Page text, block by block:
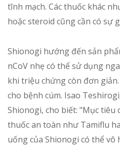
tĩnh mạch. Các thuốc khác
hoặc steroid cũng cần có sự
Shionogi hướng đến sản
nCoV nhẹ có thể sử dụng
khi triệu chứng còn đơn
cho bệnh cúm. Isao
Shionogi, cho biết: "Mục tiêu
thuốc an toàn như Tamiflu
uống của Shionogi có thể vô